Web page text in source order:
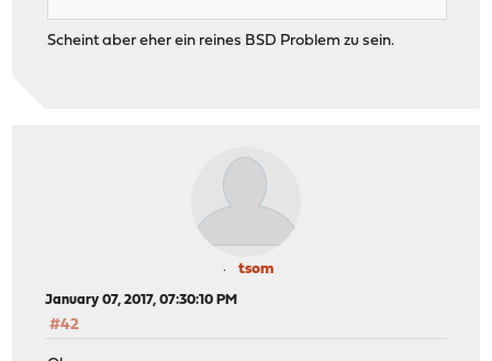
Scheint aber eher ein reines BSD Problem zu sein.
tsom
January 07, 2017, 07:30:10 PM
#42